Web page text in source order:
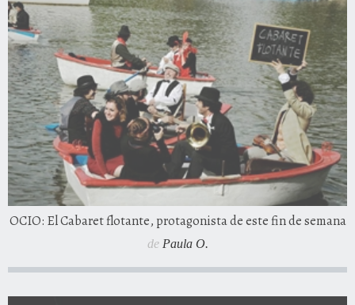
OCIO: El Cabaret flotante, protagonista de este fin de semana
de Paula O.